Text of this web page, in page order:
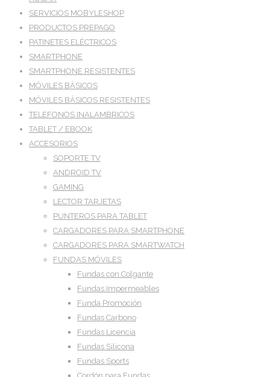
SERVICIOS MOBYLESHOP
PRODUCTOS PREPAGO
PATINETES ELÉCTRICOS
SMARTPHONE
SMARTPHONE RESISTENTES
MÓVILES BÁSICOS
MÓVILES BÁSICOS RESISTENTES
TELEFONOS INALAMBRICOS
TABLET / EBOOK
ACCESORIOS
SOPORTE TV
ANDROID TV
GAMING
LECTOR TARJETAS
PUNTEROS PARA TABLET
CARGADORES PARA SMARTPHONE
CARGADORES PARA SMARTWATCH
FUNDAS MÓVILES
Fundas con Colgante
Fundas Impermeables
Funda Promoción
Fundas Carbono
Fundas Licencia
Fundas Silicona
Fundas Sports